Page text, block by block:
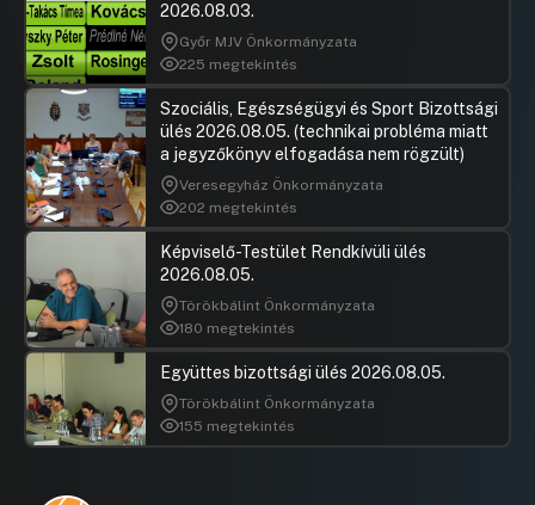
2026.08.03.
Győr MJV Önkormányzata
225 megtekintés
Szociális, Egészségügyi és Sport Bizottsági
ülés 2026.08.05. (technikai probléma miatt
a jegyzőkönyv elfogadása nem rögzült)
Veresegyház Önkormányzata
202 megtekintés
Képviselő-Testület Rendkívüli ülés
2026.08.05.
Törökbálint Önkormányzata
180 megtekintés
Együttes bizottsági ülés 2026.08.05.
Törökbálint Önkormányzata
155 megtekintés